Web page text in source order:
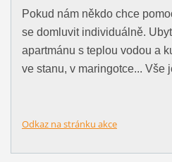
Pokud nám někdo chce
se domluvit individuálně.
apartmánu s teplou vodou a
ve stanu, v maringotce... Vše
Odkaz na stránku akce